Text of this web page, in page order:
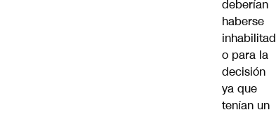
deberían
haberse
inhabilitad
o para la
decisión
ya que
tenían un